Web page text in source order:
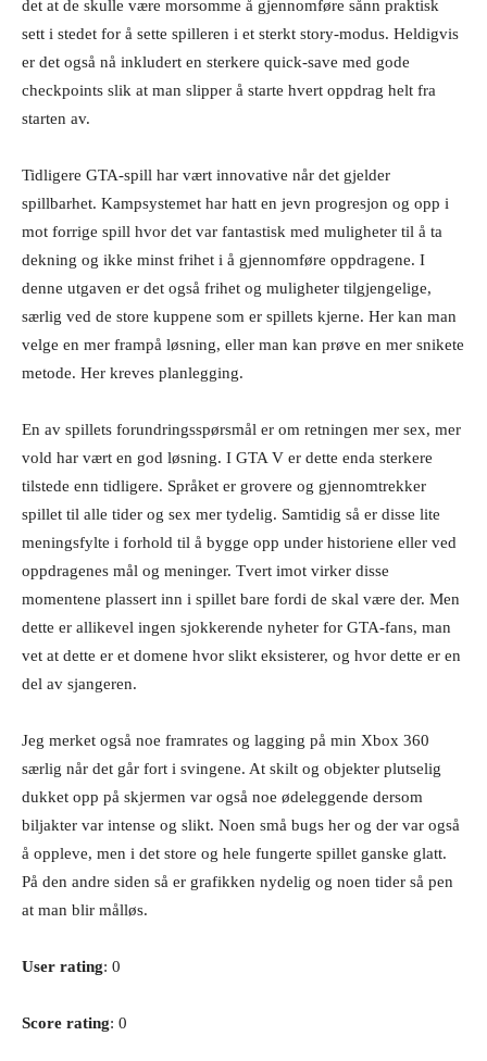
det at de skulle være morsomme å gjennomføre sånn praktisk
sett i stedet for å sette spilleren i et sterkt story-modus. Heldigvis
er det også nå inkludert en sterkere quick-save med gode
checkpoints slik at man slipper å starte hvert oppdrag helt fra
starten av.
Tidligere GTA-spill har vært innovative når det gjelder
spillbarhet. Kampsystemet har hatt en jevn progresjon og opp i
mot forrige spill hvor det var fantastisk med muligheter til å ta
dekning og ikke minst frihet i å gjennomføre oppdragene. I
denne utgaven er det også frihet og muligheter tilgjengelige,
særlig ved de store kuppene som er spillets kjerne. Her kan man
velge en mer frampå løsning, eller man kan prøve en mer snikete
metode. Her kreves planlegging.
En av spillets forundringsspørsmål er om retningen mer sex, mer
vold har vært en god løsning. I GTA V er dette enda sterkere
tilstede enn tidligere. Språket er grovere og gjennomtrekker
spillet til alle tider og sex mer tydelig. Samtidig så er disse lite
meningsfylte i forhold til å bygge opp under historiene eller ved
oppdragenes mål og meninger. Tvert imot virker disse
momentene plassert inn i spillet bare fordi de skal være der. Men
dette er allikevel ingen sjokkerende nyheter for GTA-fans, man
vet at dette er et domene hvor slikt eksisterer, og hvor dette er en
del av sjangeren.
Jeg merket også noe framrates og lagging på min Xbox 360
særlig når det går fort i svingene. At skilt og objekter plutselig
dukket opp på skjermen var også noe ødeleggende dersom
biljakter var intense og slikt. Noen små bugs her og der var også
å oppleve, men i det store og hele fungerte spillet ganske glatt.
På den andre siden så er grafikken nydelig og noen tider så pen
at man blir målløs.
User rating: 0
Score rating: 0